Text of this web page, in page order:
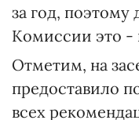
за год, поэтому
Комиссии это -
Отметим, на
предоставило
всех